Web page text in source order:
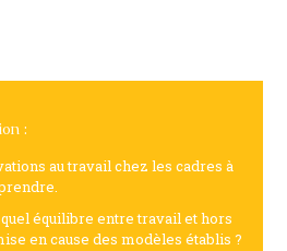
:
au travail chez les cadres à
équilibre entre travail et hors
en cause des modèles établis ?